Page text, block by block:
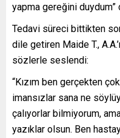
yapma gereğini duydum”
Tedavi süreci bittikten
dile getiren Maide T.,
sözlerle seslendi:
“Kızım ben gerçekten
imansızlar sana ne
çalıyorlar bilmiyorum,
yazıklar olsun. Ben